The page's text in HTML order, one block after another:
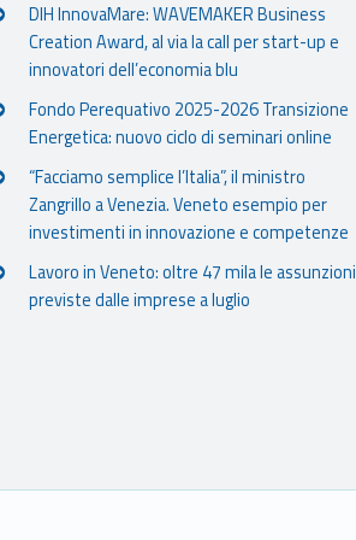
DIH InnovaMare: WAVEMAKER Business
Creation Award, al via la call per start-up e
innovatori dell’economia blu
Fondo Perequativo 2025-2026 Transizione
Energetica: nuovo ciclo di seminari online
“Facciamo semplice l’Italia”, il ministro
Zangrillo a Venezia. Veneto esempio per
investimenti in innovazione e competenze
Lavoro in Veneto: oltre 47 mila le assunzioni
previste dalle imprese a luglio